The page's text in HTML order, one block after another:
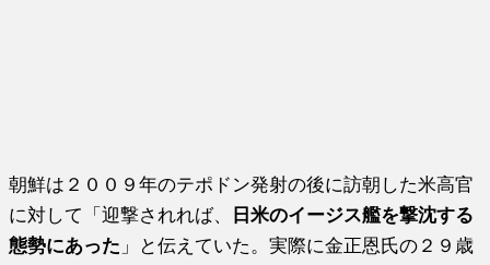
朝鮮は２００９年のテポドン発射の後に訪朝した米高官
に対して「迎撃されれば、
日米のイージス艦を撃沈する
態勢にあった 」と伝えていた。実際に金正恩氏の２９歳